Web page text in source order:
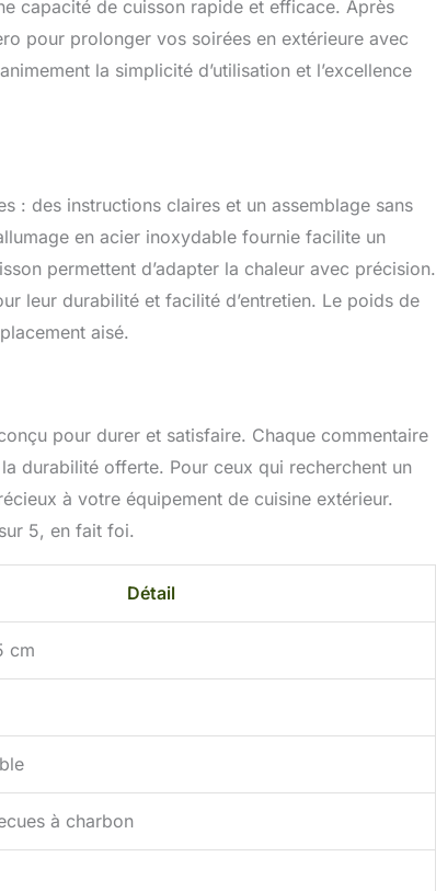
capacité de cuisson rapide et efficace. Après
pour prolonger vos soirées en extérieure avec
la simplicité d’utilisation et l’excellence
: des instructions claires et un assemblage sans
en acier inoxydable fournie facilite un
permettent d’adapter la chaleur avec précision.
leur durabilité et facilité d’entretien. Le poids de
aisé.
pour durer et satisfaire. Chaque commentaire
durabilité offerte. Pour ceux qui recherchent un
à votre équipement de cuisine extérieur.
5, en fait foi.
Détail
cm
à charbon